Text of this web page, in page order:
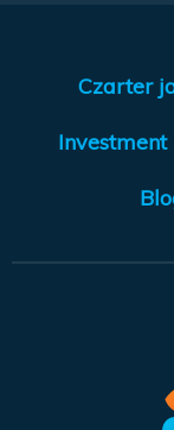
Czarter
Investment